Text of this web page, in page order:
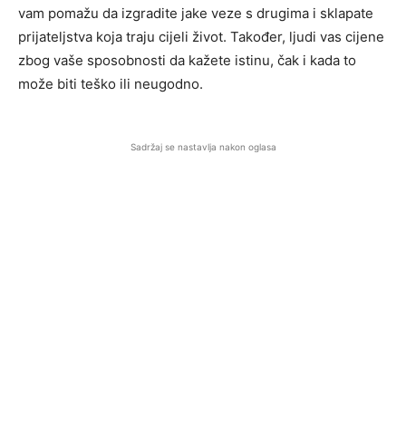
vam pomažu da izgradite jake veze s drugima i sklapate
prijateljstva koja traju cijeli život. Također, ljudi vas cijene
zbog vaše sposobnosti da kažete istinu, čak i kada to
može biti teško ili neugodno.
Sadržaj se nastavlja nakon oglasa